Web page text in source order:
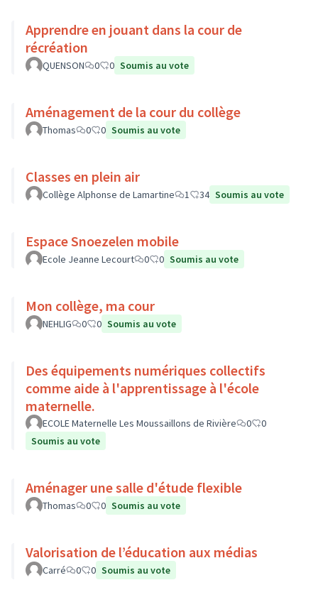
Apprendre en jouant dans la cour de
récréation
QUENSON 0 0 Soumis au vote
Aménagement de la cour du collège
Thomas 0 0 Soumis au vote
Classes en plein air
Collège Alphonse de Lamartine 1 34 Soumis au vote
Espace Snoezelen mobile
Ecole Jeanne Lecourt 0 0 Soumis au vote
Mon collège, ma cour
NEHLIG 0 0 Soumis au vote
Des équipements numériques collectifs
comme aide à l'apprentissage à l'école
maternelle.
ECOLE Maternelle Les Moussaillons de Rivière 0
0
Soumis au vote
Aménager une salle d'étude flexible
Thomas 0 0 Soumis au vote
Valorisation de l’éducation aux médias
Carré 0 0 Soumis au vote